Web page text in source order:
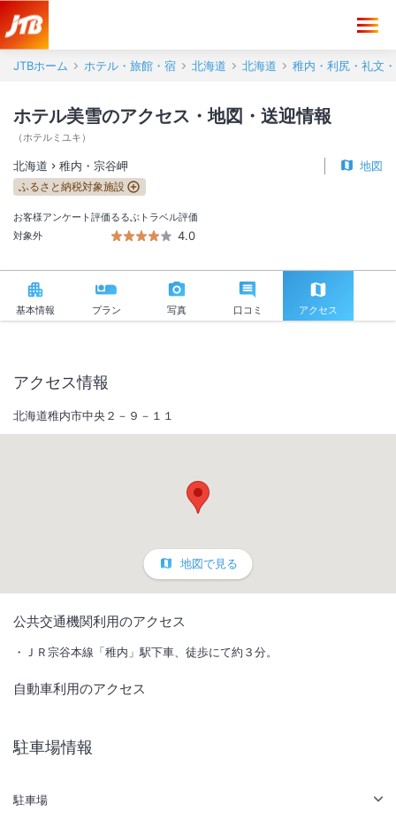
JTBホーム ホテル・旅館・宿 北海道 北海道 稚内・利尻・礼文
ホテル美雪のアクセス・地図・送迎情報
（ホテルミユキ ）
北海道 稚内・宗谷岬 地図
ふるさと納税対象施設
お客様アンケート評価
対象外
るるぶトラベル評価
4.0
基本情報 プラン 写真 口コミ アクセス
アンネルベッドのマットレス。和室はふかふかの布団で快適な眠りをサ
アクセス情報
北海道稚内市中央２－９－１１
地図で見る
公共交通機関利用のアクセス
ＪＲ宗谷本線「稚内」駅下車、徒歩にて約３分。
自動車利用のアクセス
駐車場情報
駐車場